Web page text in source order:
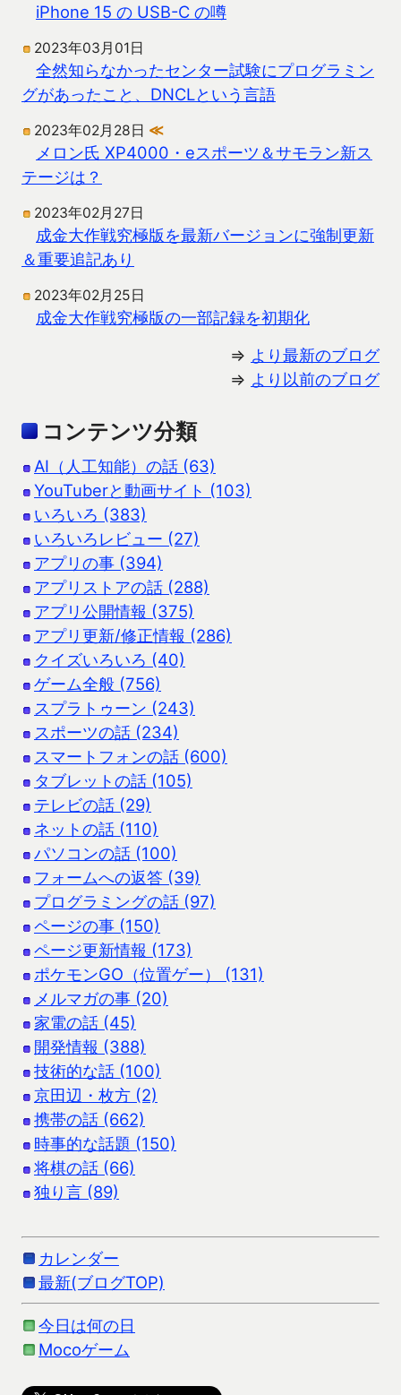
iPhone 15 の USB-C の噂
2023年03月01日
全然知らなかったセンター試験にプログラミン
グがあったこと、DNCLという言語
2023年02月28日 ≪
メロン氏 XP4000・eスポーツ＆サモラン新ス
テージは？
2023年02月27日
成金大作戦究極版を最新バージョンに強制更新
＆重要追記あり
2023年02月25日
成金大作戦究極版の一部記録を初期化
⇒ より最新のブログ
⇒ より以前のブログ
コンテンツ分類
AI（人工知能）の話 (63)
YouTuberと動画サイト (103)
いろいろ (383)
いろいろレビュー (27)
アプリの事 (394)
アプリストアの話 (288)
アプリ公開情報 (375)
アプリ更新/修正情報 (286)
クイズいろいろ (40)
ゲーム全般 (756)
スプラトゥーン (243)
スポーツの話 (234)
スマートフォンの話 (600)
タブレットの話 (105)
テレビの話 (29)
ネットの話 (110)
パソコンの話 (100)
フォームへの返答 (39)
プログラミングの話 (97)
ページの事 (150)
ページ更新情報 (173)
ポケモンGO（位置ゲー） (131)
メルマガの事 (20)
家電の話 (45)
開発情報 (388)
技術的な話 (100)
京田辺・枚方 (2)
携帯の話 (662)
時事的な話題 (150)
将棋の話 (66)
独り言 (89)
カレンダー
最新(ブログTOP)
今日は何の日
Mocoゲーム